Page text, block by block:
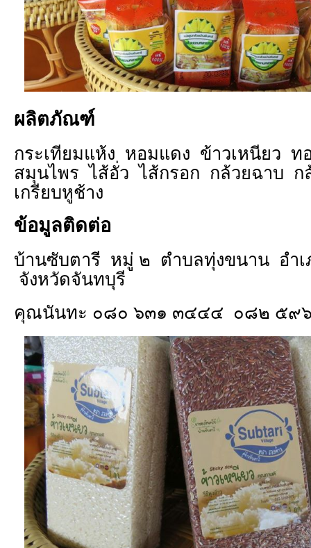
ผลิตภัณฑ์
กระเทียมแห้ง หอมแดง ข้าวเหนียว ท
สมุนไพร ไส้อั่ว ไส้กรอก กล้วยฉาบ ก
เกรียบหูช้าง
ข้อมูลติดต่อ
บ้านซับตารี หมู่ ๒ ตำบลทุ่งขนาน อำเ
จังหวัดจันทบุรี
คุณนันทะ ๐๘๐ ๖๓๑ ๓๔๔๔ ๐๘๒ ๕๙